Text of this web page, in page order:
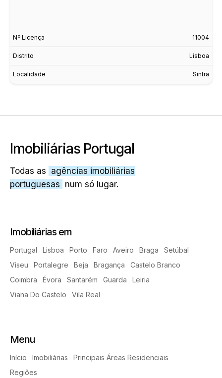
Nº Licença 11004
Distrito Lisboa
Localidade Sintra
Imobiliárias Portugal
Todas as agências imobiliárias
portuguesas num só lugar.
Imobiliárias em
Portugal Lisboa Porto Faro Aveiro Braga
Setúbal
Viseu
Portalegre Beja Bragança
Castelo Branco
Coimbra
Évora Santarém Guarda
Leiria
Viana Do Castelo
Vila Real
Menu
Início Imobiliárias
Principais Áreas Residenciais
Regiões